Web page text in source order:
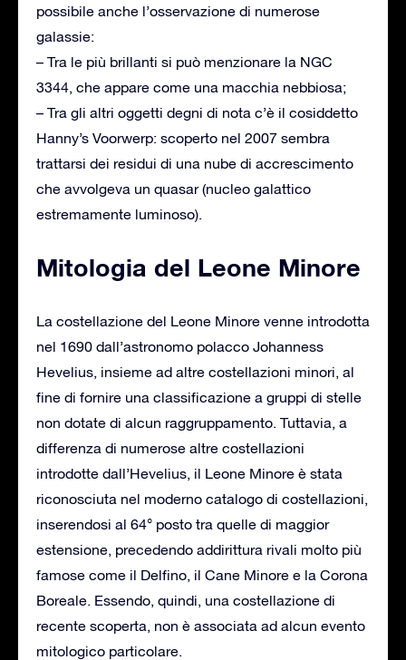
possibile anche l’osservazione di numerose
galassie:
– Tra le più brillanti si può menzionare la NGC
3344, che appare come una macchia nebbiosa;
– Tra gli altri oggetti degni di nota c’è il cosiddetto
Hanny’s Voorwerp: scoperto nel 2007 sembra
trattarsi dei residui di una nube di accrescimento
che avvolgeva un quasar (nucleo galattico
estremamente luminoso).
Mitologia del Leone Minore
La costellazione del Leone Minore venne introdotta
nel 1690 dall’astronomo polacco Johanness
Hevelius, insieme ad altre costellazioni minori, al
fine di fornire una classificazione a gruppi di stelle
non dotate di alcun raggruppamento. Tuttavia, a
differenza di numerose altre costellazioni
introdotte dall’Hevelius, il Leone Minore è stata
riconosciuta nel moderno catalogo di costellazioni,
inserendosi al 64° posto tra quelle di maggior
estensione, precedendo addirittura rivali molto più
famose come il Delfino, il Cane Minore e la Corona
Boreale. Essendo, quindi, una costellazione di
recente scoperta, non è associata ad alcun evento
mitologico particolare.